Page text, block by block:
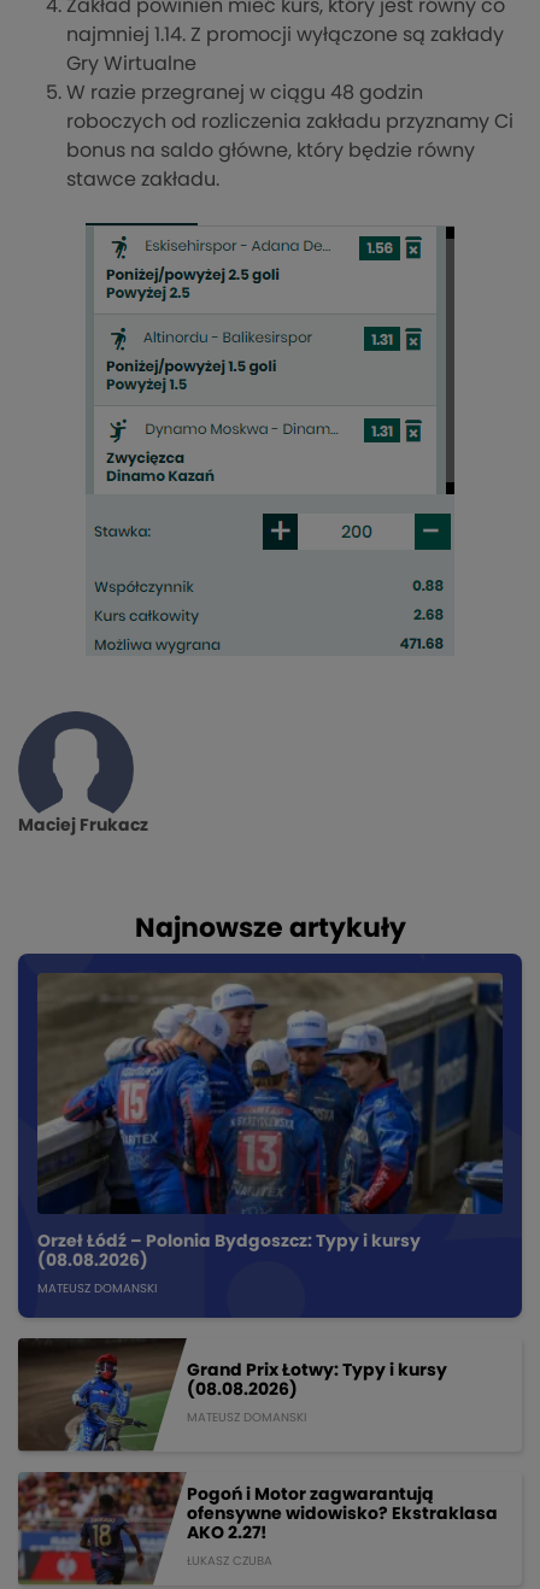
Zakład powinien mieć kurs, który jest równy co
najmniej 1.14. Z promocji wyłączone są zakłady
Gry Wirtualne
W razie przegranej w ciągu 48 godzin
roboczych od rozliczenia zakładu przyznamy Ci
bonus na saldo główne, który będzie równy
stawce zakładu.
Maciej Frukacz
Najnowsze artykuły
Orzeł Łódź – Polonia Bydgoszcz: Typy i kursy
(08.08.2026)
MATEUSZ DOMANSKI
Grand Prix Łotwy: Typy i kursy
(08.08.2026)
MATEUSZ DOMANSKI
Pogoń i Motor zagwarantują
ofensywne widowisko? Ekstraklasa
AKO 2.27!
ŁUKASZ CZUBA